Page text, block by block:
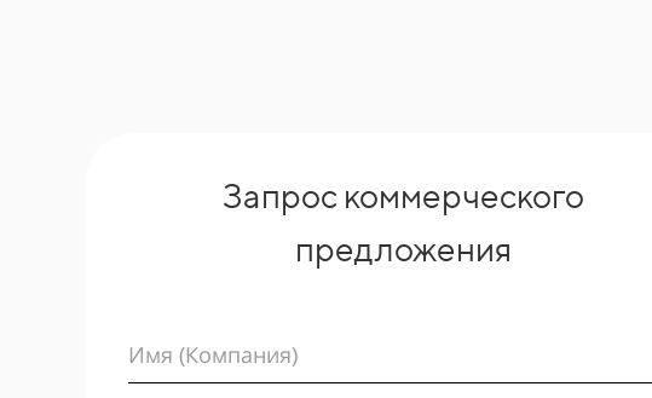
Запрос коммерческого
предложения
Имя (Компания)